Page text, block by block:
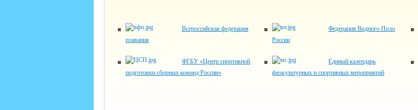
Всероссийская федерация
плавания
Федерация Водного Поло
России
ФГБУ «Центр спортивной
подготовки сборных команд России»
Единый календарь
физкультурных и спортивных мероприятий